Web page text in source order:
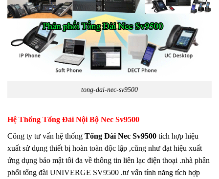
tong-dai-nec-sv9500
Hệ Thống Tổng Đài Nội Bộ Nec Sv9500
Công ty tư vấn hệ thống Tổng Đài Nec Sv9500 tích hợp hiệu
xuất sử dụng thiết bị hoàn toàn độc lập ,cũng như đạt hiệu xuất
ứng dụng bảo mật tôi đa về thông tin liên lạc điện thoại .nhà phân
phối tổng đài UNIVERGE SV9500 .tư vấn tính năng tích hợp